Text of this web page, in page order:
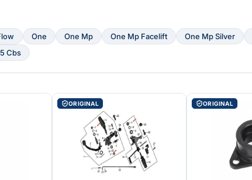
One One Mp One Mp Facelift One Mp Silver
Cbs
ORIGINAL ORIGINAL